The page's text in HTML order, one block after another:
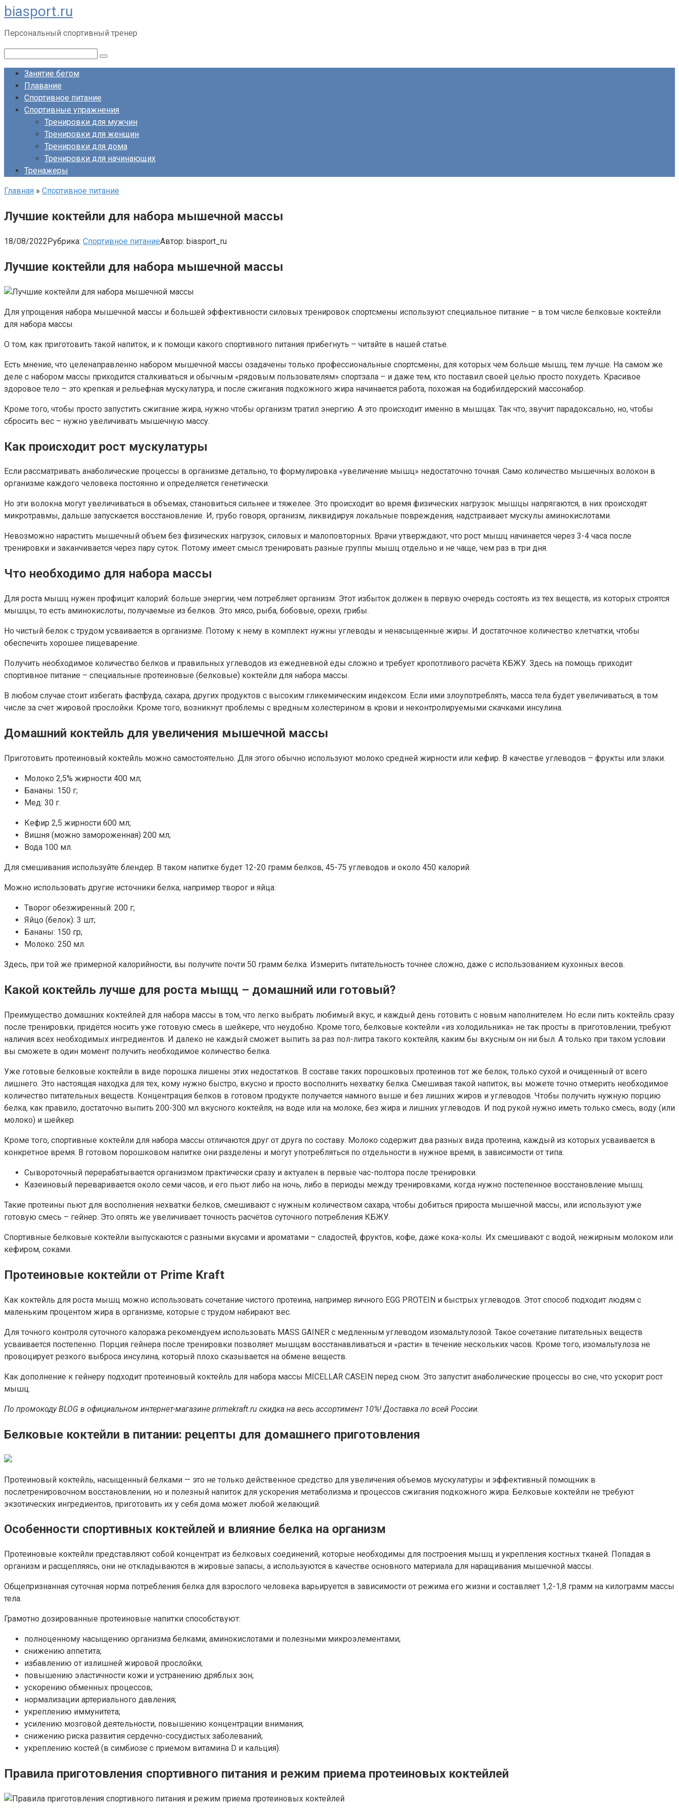
Перейти
к
контенту
biasport.ru
Персональный спортивный тренер
Занятие бегом
Плавание
Спортивное питание
Спортивные упражнения
Тренировки для мужчин
Тренировки для женщин
Тренировки для дома
Тренировки для начинающих
Тренажеры
Главная » Спортивное питание
Лучшие коктейли для набора мышечной массы
18/08/2022Рубрика: Спортивное питаниеАвтор: biasport_ru
Лучшие коктейли для набора мышечной массы
Для упрощения набора мышечной массы и большей эффективности силовых тренировок спортсмены используют специальное питание – в том числе белковые коктейли
для набора массы.
О том, как приготовить такой напиток, и к помощи какого спортивного питания прибегнуть – читайте в нашей статье.
Есть мнение, что целенаправленно набором мышечной массы озадачены только профессиональные спортсмены, для которых чем больше мышц, тем лучше. На самом же
деле с набором массы приходится сталкиваться и обычным «рядовым пользователям» спортзала – и даже тем, кто поставил своей целью просто похудеть. Красивое
здоровое тело – это крепкая и рельефная мускулатура, и после сжигания подкожного жира начинается работа, похожая на бодибилдерский массонабор.
Кроме того, чтобы просто запустить сжигание жира, нужно чтобы организм тратил энергию. А это происходит именно в мышцах. Так что, звучит парадоксально, но, чтобы
сбросить вес – нужно увеличивать мышечную массу.
Как происходит рост мускулатуры
Если рассматривать анаболические процессы в организме детально, то формулировка «увеличение мышц» недостаточно точная. Само количество мышечных волокон в
организме каждого человека постоянно и определяется генетически.
Но эти волокна могут увеличиваться в объемах, становиться сильнее и тяжелее. Это происходит во время физических нагрузок: мышцы напрягаются, в них происходят
микротравмы, дальше запускается восстановление. И, грубо говоря, организм, ликвидируя локальные повреждения, надстраивает мускулы аминокислотами.
Невозможно нарастить мышечный объем без физических нагрузок, силовых и малоповторных. Врачи утверждают, что рост мышц начинается через 3-4 часа после
тренировки и заканчивается через пару суток. Потому имеет смысл тренировать разные группы мышц отдельно и не чаще, чем раз в три дня.
Что необходимо для набора массы
Для роста мышц нужен профицит калорий: больше энергии, чем потребляет организм. Этот избыток должен в первую очередь состоять из тех веществ, из которых строятся
мышцы, то есть аминокислоты, получаемые из белков. Это мясо, рыба, бобовые, орехи, грибы.
Но чистый белок с трудом усваивается в организме. Потому к нему в комплект нужны углеводы и ненасыщенные жиры. И достаточное количество клетчатки, чтобы
обеспечить хорошее пищеварение.
Получить необходимое количество белков и правильных углеводов из ежедневной еды сложно и требует кропотливого расчёта КБЖУ. Здесь на помощь приходит
спортивное питание – специальные протеиновые (белковые) коктейли для набора массы.
В любом случае стоит избегать фастфуда, сахара, других продуктов с высоким гликемическим индексом. Если ими злоупотреблять, масса тела будет увеличиваться, в том
числе за счет жировой прослойки. Кроме того, возникнут проблемы с вредным холестерином в крови и неконтролируемыми скачками инсулина.
Домашний коктейль для увеличения мышечной массы
Приготовить протеиновый коктейль можно самостоятельно. Для этого обычно используют молоко средней жирности или кефир. В качестве углеводов – фрукты или злаки.
Молоко 2,5% жирности 400 мл;
Бананы: 150 г;
Мед: 30 г.
Кефир 2,5 жирности 600 мл;
Вишня (можно замороженная) 200 мл;
Вода 100 мл.
Для смешивания используйте блендер. В таком напитке будет 12-20 грамм белков, 45-75 углеводов и около 450 калорий.
Можно использовать другие источники белка, например творог и яйца:
Творог обезжиренный: 200 г;
Яйцо (белок): 3 шт;
Бананы: 150 гр;
Молоко: 250 мл.
Здесь, при той же примерной калорийности, вы получите почти 50 грамм белка. Измерить питательность точнее сложно, даже с использованием кухонных весов.
Какой коктейль лучше для роста мыщц – домашний или готовый?
Преимущество домашних коктейлей для набора массы в том, что легко выбрать любимый вкус, и каждый день готовить с новым наполнителем. Но если пить коктейль сразу
после тренировки, придётся носить уже готовую смесь в шейкере, что неудобно. Кроме того, белковые коктейли «из холодильника» не так просты в приготовлении, требуют
наличия всех необходимых ингредиентов. И далеко не каждый сможет выпить за раз пол-литра такого коктейля, каким бы вкусным он ни был. А только при таком условии
вы сможете в один момент получить необходимое количество белка.
Уже готовые белковые коктейли в виде порошка лишены этих недостатков. В составе таких порошковых протеинов тот же белок, только сухой и очищенный от всего
лишнего. Это настоящая находка для тех, кому нужно быстро, вкусно и просто восполнить нехватку белка. Смешивая такой напиток, вы можете точно отмерить необходимое
количество питательных веществ. Концентрация белков в готовом продукте получается намного выше и без лишних жиров и углеводов. Чтобы получить нужную порцию
белка, как правило, достаточно выпить 200-300 мл вкусного коктейля, на воде или на молоке, без жира и лишних углеводов. И под рукой нужно иметь только смесь, воду (или
молоко) и шейкер.
Кроме того, спортивные коктейли для набора массы отличаются друг от друга по составу. Молоко содержит два разных вида протеина, каждый из которых усваивается в
конкретное время. В готовом порошковом напитке они разделены и могут употребляться по отдельности в нужное время, в зависимости от типа:
Сывороточный перерабатывается организмом практически сразу и актуален в первые час-полтора после тренировки.
Казеиновый переваривается около семи часов, и его пьют либо на ночь, либо в периоды между тренировками, когда нужно постепенное восстановление мышц.
Такие протеины пьют для восполнения нехватки белков, смешивают с нужным количеством сахара, чтобы добиться прироста мышечной массы, или используют уже
готовую смесь – гейнер. Это опять же увеличивает точность расчётов суточного потребления КБЖУ.
Спортивные белковые коктейли выпускаются с разными вкусами и ароматами – сладостей, фруктов, кофе, даже кока-колы. Их смешивают с водой, нежирным молоком или
кефиром, соками.
Протеиновые коктейли от Prime Kraft
Как коктейль для роста мышц можно использовать сочетание чистого протеина, например яичного EGG PROTEIN и быстрых углеводов. Этот способ подходит людям с
маленьким процентом жира в организме, которые с трудом набирают вес.
Для точного контроля суточного калоража рекомендуем использовать MASS GAINER с медленным углеводом изомальтулозой. Такое сочетание питательных веществ
усваивается постепенно. Порция гейнера после тренировки позволяет мышцам восстанавливаться и «расти» в течение нескольких часов. Кроме того, изомальтулоза не
провоцирует резкого выброса инсулина, который плохо сказывается на обмене веществ.
Как дополнение к гейнеру подходит протеиновый коктейль для набора массы MICELLAR CASEIN перед сном. Это запустит анаболические процессы во сне, что ускорит рост
мышц.
По промокоду BLOG в официальном интернет-магазине primekraft.ru скидка на весь ассортимент 10%! Доставка по всей России.
Белковые коктейли в питании: рецепты для домашнего приготовления
Протеиновый коктейль, насыщенный белками — это не только действенное средство для увеличения объемов мускулатуры и эффективный помощник в
послетренировочном восстановлении, но и полезный напиток для ускорения метаболизма и процессов сжигания подкожного жира. Белковые коктейли не требуют
экзотических ингредиентов, приготовить их у себя дома может любой желающий.
Особенности спортивных коктейлей и влияние белка на организм
Протеиновые коктейли представляют собой концентрат из белковых соединений, которые необходимы для построения мышц и укрепления костных тканей. Попадая в
организм и расщепляясь, они не откладываются в жировые запасы, а используются в качестве основного материала для наращивания мышечной массы.
Общепризнанная суточная норма потребления белка для взрослого человека варьируется в зависимости от режима его жизни и составляет 1,2-1,8 грамм на килограмм массы
тела.
Грамотно дозированные протеиновые напитки способствуют:
полноценному насыщению организма белками, аминокислотами и полезными микроэлементами;
снижению аппетита;
избавлению от излишней жировой прослойки;
повышению эластичности кожи и устранению дряблых зон;
ускорению обменных процессов;
нормализации артериального давления;
укреплению иммунитета;
усилению мозговой деятельности, повышению концентрации внимания;
снижению риска развития сердечно-сосудистых заболеваний;
укреплению костей (в симбиозе с приемом витамина D и кальция).
Правила приготовления спортивного питания и режим приема протеиновых коктейлей